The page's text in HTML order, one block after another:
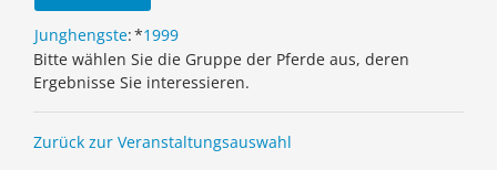
Junghengste:*1999
Bitte wählen Sie die Gruppe der Pferde aus, deren
Ergebnisse Sie interessieren.
Zurück zur Veranstaltungsauswahl